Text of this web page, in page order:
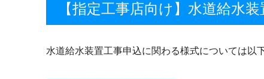
【指定工事店向け】水道給水
水道給水装置工事申込に関わる様式については以